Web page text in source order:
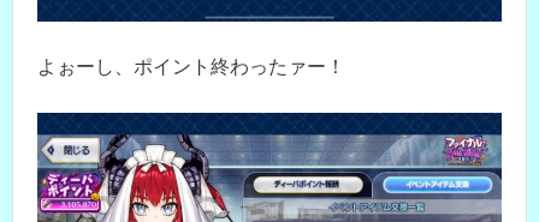
よぉーし、ポイント終わったァー！